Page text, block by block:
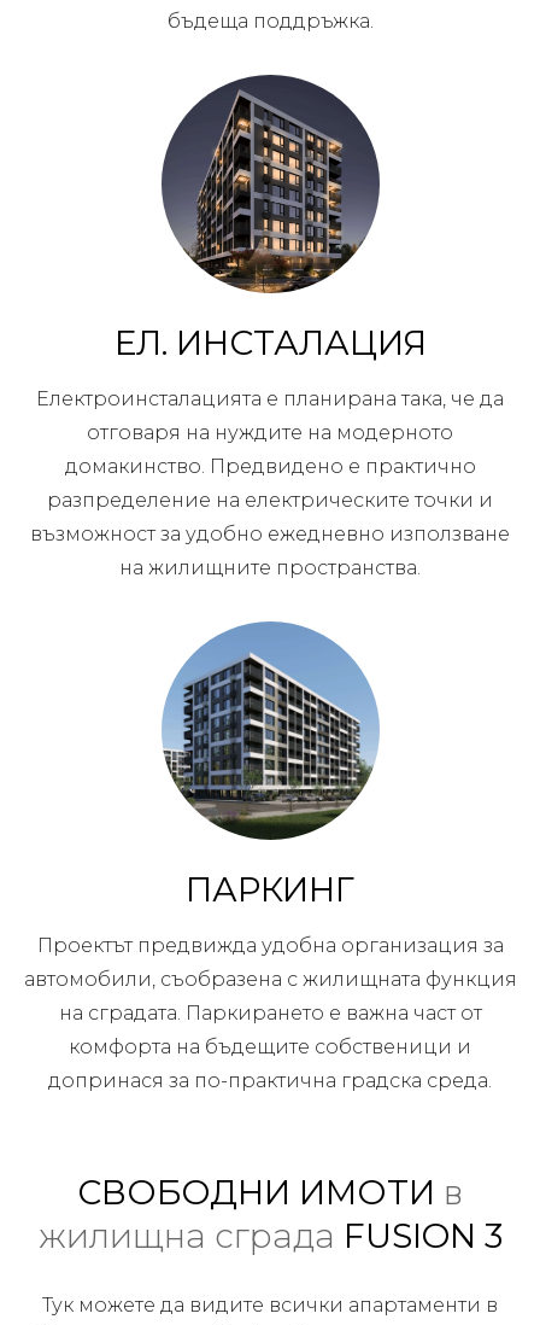
бъдеща поддръжка.
ЕЛ. ИНСТАЛАЦИЯ
Електроинсталацията е планирана така, че да
отговаря на нуждите на модерното
домакинство. Предвидено е практично
разпределение на електрическите точки и
възможност за удобно ежедневно използване
на жилищните пространства.
ПАРКИНГ
Проектът предвижда удобна организация за
автомобили, съобразена с жилищната функция
на сградата. Паркирането е важна част от
комфорта на бъдещите собственици и
допринася за по-практична градска среда.
СВОБОДНИ ИМОТИ в
жилищна сграда FUSION 3
Тук можете да видите всички апартаменти в